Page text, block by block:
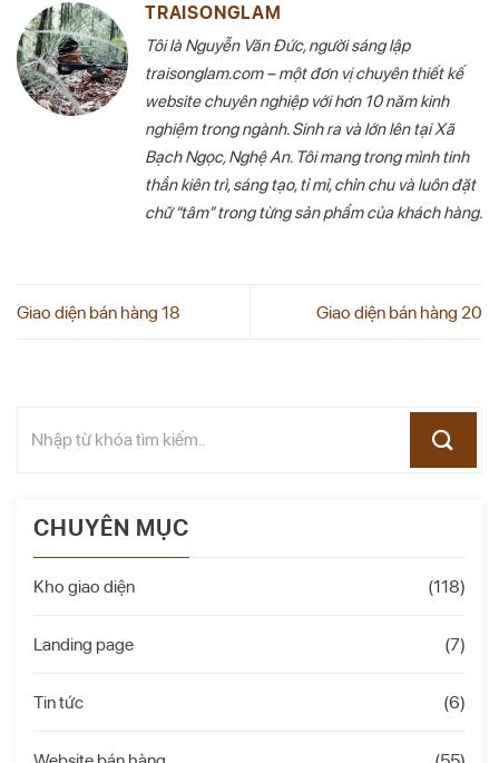
TRAISONGLAM
Tôi là Nguyễn Văn Đức, người sáng lập
traisonglam.com – một đơn vị chuyên thiết kế
website chuyên nghiệp với hơn 10 năm kinh
nghiệm trong ngành. Sinh ra và lớn lên tại Xã
Bạch Ngọc, Nghệ An. Tôi mang trong mình tinh
thần kiên trì, sáng tạo, tỉ mỉ, chỉn chu và luôn đặt
chữ “tâm” trong từng sản phẩm của khách hàng.
Giao diện bán hàng 18 Giao diện bán hàng 20
CHUYÊN MỤC
Kho giao diện (118)
Landing page (7)
Tin tức (6)